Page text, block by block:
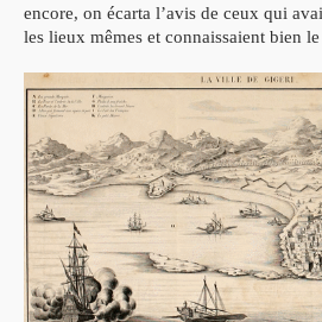
encore, on écarta l’avis de ceux qui
les lieux mêmes et connaissaient bien